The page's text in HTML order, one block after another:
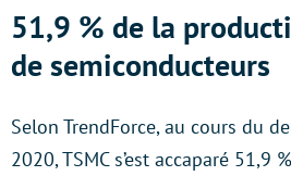
51,9 % de la
de semiconducteurs
Selon TrendForce, au cours du
2020, TSMC s’est accaparé 51,9